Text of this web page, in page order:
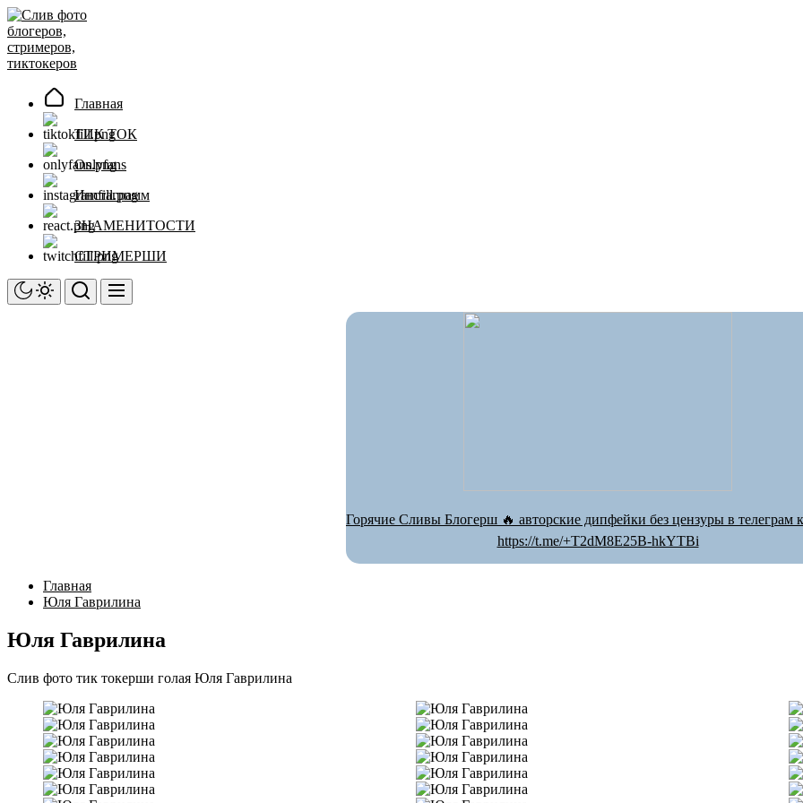
Перейти
к
содержимому
Главная
ТИК ТОК
Onlyfans
Инстаграмм
ЗНАМЕНИТОСТИ
СТРИМЕРШИ
Горячие Сливы Блогерш 🔥 авторские дипфейки без цензуры в телеграм
https://t.me/+T2dM8E25B-hkYTBi
Главная
Юля Гаврилина
Юля Гаврилина
Слив фото тик токерши голая Юля Гаврилина